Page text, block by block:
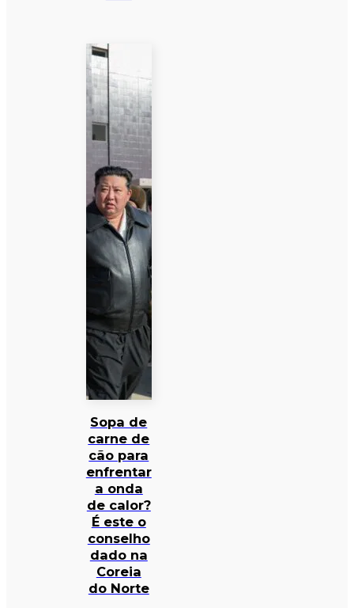
Sopa de
carne de
cão para
enfrentar
a onda
de calor?
É este o
conselho
dado na
Coreia
do Norte